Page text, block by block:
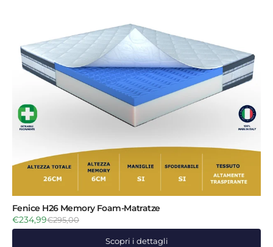
Fenice H26 Memory Foam-Matratze
€234,99€295,00
Scopri i dettagli